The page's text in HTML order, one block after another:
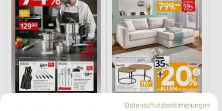
8,6 km
Datenschutzbestimmungen